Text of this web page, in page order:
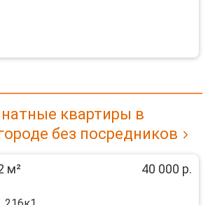
квартиры в
без посредников
м² 40 000 р.